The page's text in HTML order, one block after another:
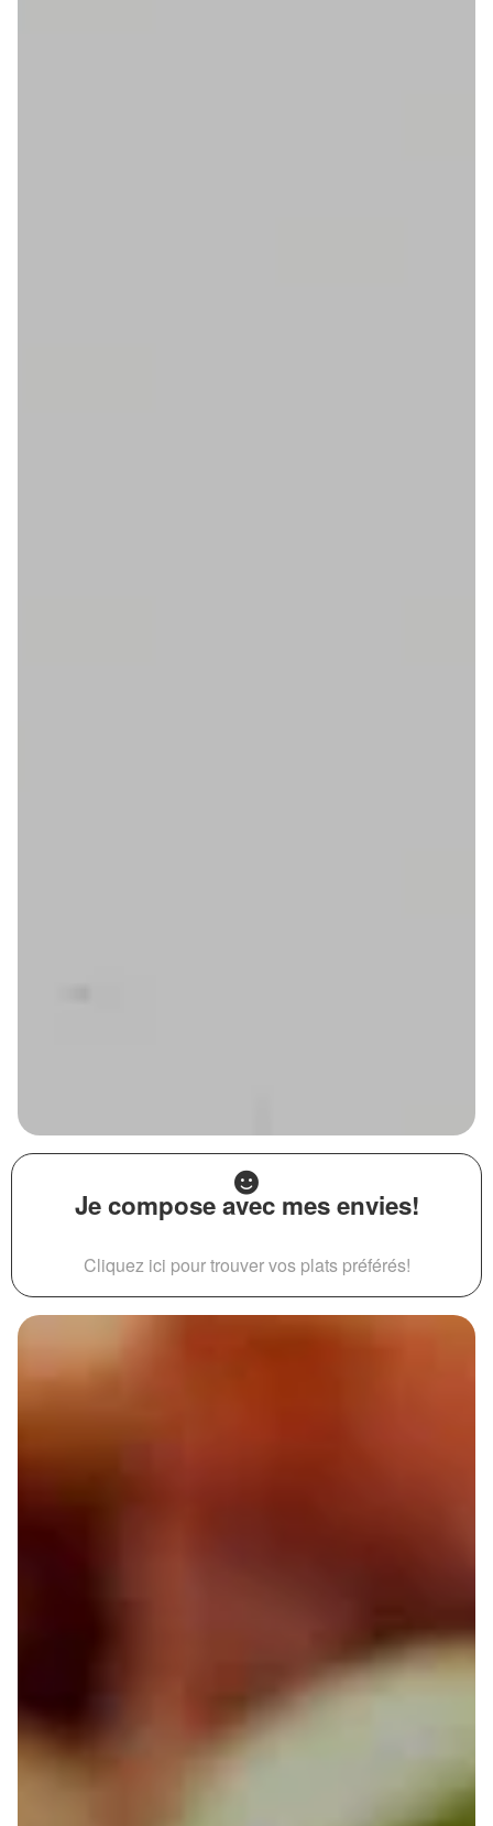
Je compose avec mes envies!
Cliquez ici pour trouver vos plats préférés!